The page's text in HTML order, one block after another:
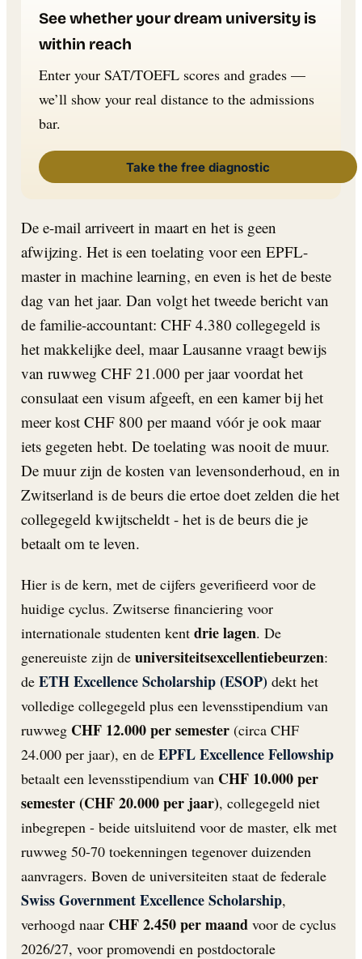
See whether your dream university is
within reach
Enter your SAT/TOEFL scores and grades —
we’ll show your real distance to the admissions
bar.
Take the free diagnostic
De e-mail arriveert in maart en het is geen
afwijzing. Het is een toelating voor een EPFL-
master in machine learning, en even is het de beste
dag van het jaar. Dan volgt het tweede bericht van
de familie-accountant: CHF 4.380 collegegeld is
het makkelijke deel, maar Lausanne vraagt bewijs
van ruwweg CHF 21.000 per jaar voordat het
consulaat een visum afgeeft, en een kamer bij het
meer kost CHF 800 per maand vóór je ook maar
iets gegeten hebt. De toelating was nooit de muur.
De muur zijn de kosten van levensonderhoud, en in
Zwitserland is de beurs die ertoe doet zelden die het
collegegeld kwijtscheldt - het is de beurs die je
betaalt om te leven.
Hier is de kern, met de cijfers geverifieerd voor de
huidige cyclus. Zwitserse financiering voor
internationale studenten kent drie lagen. De
genereuiste zijn de universiteitsexcellentiebeurzen:
de ETH Excellence Scholarship (ESOP) dekt het
volledige collegegeld plus een levensstipendium van
ruwweg CHF 12.000 per semester (circa CHF
24.000 per jaar), en de EPFL Excellence Fellowship
betaalt een levensstipendium van CHF 10.000 per
semester (CHF 20.000 per jaar), collegegeld niet
inbegrepen - beide uitsluitend voor de master, elk met
ruwweg 50-70 toekenningen tegenover duizenden
aanvragers. Boven de universiteiten staat de federale
Swiss Government Excellence Scholarship,
verhoogd naar CHF 2.450 per maand voor de cyclus
2026/27, voor promovendi en postdoctorale